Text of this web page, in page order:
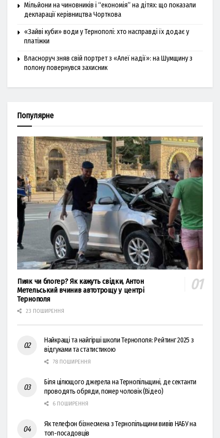
Мільйони на чиновників і “економія” на дітях: що показали
декларації керівництва Чорткова
«Зайві куби» води у Тернополі: хто насправді їх додає у
платіжки
Власноруч зняв свій портрет з «Алеї надії»: на Шумщину з
полону повернувся захисник
Популярне
Пияк чи блогер? Як кажуть свідки, Антон
Метельський вчинив автотрощу у центрі
Тернополя
23 ПОШИРЕННЯ
Найкращі та найгірші школи Тернополя: Рейтинг 2025 з
відгуками та статистикою
78 ПОШИРЕННЯ
Біля цілющого джерела на Тернопільщині, де сектанти
проводять обряди, помер чоловік (Відео)
6 ПОШИРЕННЯ
Як телефон бізнесмена з Тернопільщини вивів НАБУ на
топ-посадовців